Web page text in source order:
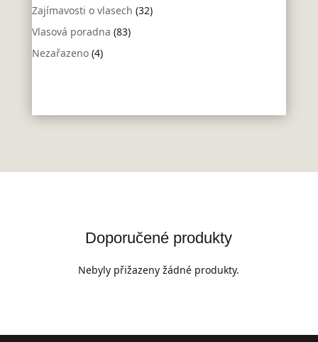
Zajímavosti o vlasech (32)
Vlasová poradna (83)
Nezařazeno(4)
Doporučené produkty
Nebyly přižazeny žádné produkty.